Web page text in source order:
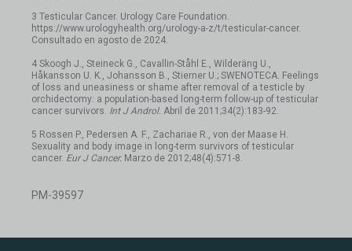
3 Testicular Cancer. Urology Care Foundation.
https://www.urologyhealth.org/urology-a-z/t/testicular-cancer.
Consultado en agosto de 2024.
4 Skoogh J., Steineck G., Cavallin-Ståhl E., Wilderäng U.,
Håkansson U. K., Johansson B., Stierner U.; SWENOTECA. Feelings
of loss and uneasiness or shame after removal of a testicle by
orchidectomy: a population-based long-term follow-up of testicular
cancer survivors. Int J Androl. Abril de 2011;34(2):183-92.
5 Rossen P., Pedersen A. F., Zachariae R., von der Maase H.
Sexuality and body image in long-term survivors of testicular
cancer. Eur J Cancer. Marzo de 2012;48(4):571-8.
PM-39597